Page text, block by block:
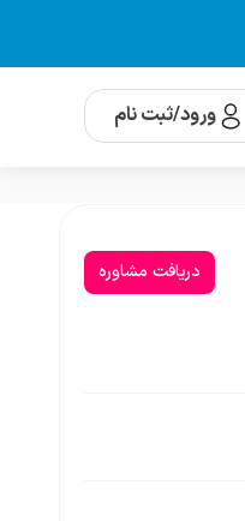
ورود/ثبت نام
دریافت مشاوره